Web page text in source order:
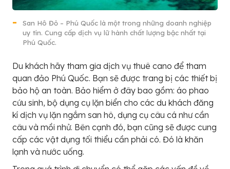
San Hô Đỏ – Phú Quốc là một trong những doanh nghiệp
uy tín. Cung cấp dịch vụ lữ hành chất lượng bậc nhất tại
Phú Quốc.
Du khách hãy tham gia dịch vụ thuê cano để tham
quan đảo Phú Quốc. Bạn sẽ được trang bị các thiết bị
bảo hộ an toàn. Bảo hiểm ở đây bao gồm: áo phao
cứu sinh, bộ dụng cụ lặn biển cho các du khách đăng
kí dịch vụ lặn ngắm san hô, dụng cụ câu cá như cần
câu và mồi nhử. Bên cạnh đó, bạn cũng sẽ được cung
cấp các vật dụng tối thiểu cần phải có. Đó là khăn
lạnh và nước uống.